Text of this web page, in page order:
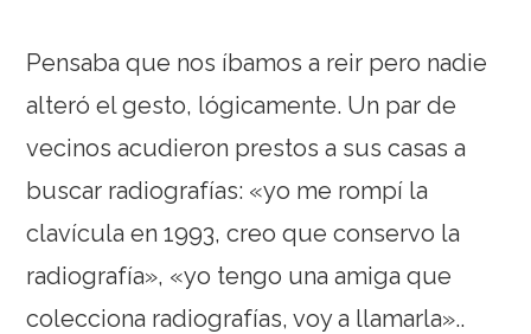
Pensaba que nos íbamos a reir pero nadie
alteró el gesto, lógicamente. Un par de
vecinos acudieron prestos a sus casas a
buscar radiografías: «yo me rompí la
clavícula en 1993, creo que conservo la
radiografía», «yo tengo una amiga que
colecciona radiografías, voy a llamarla»..